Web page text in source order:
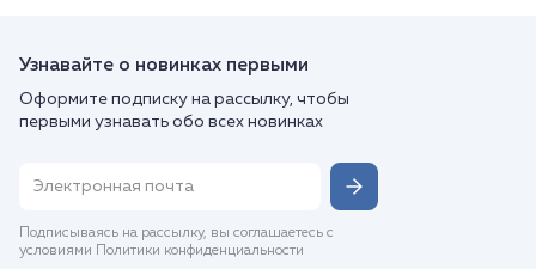
Узнавайте о новинках первыми
Оформите подписку на рассылку, чтобы
первыми узнавать обо всех новинках
Подписываясь на рассылку, вы соглашаетесь с
условиями Политики конфиденциальности